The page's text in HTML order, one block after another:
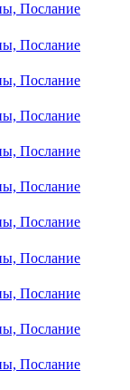
Послание
Послание
Послание
Послание
Послание
Послание
Послание
Послание
Послание
Послание
Послание